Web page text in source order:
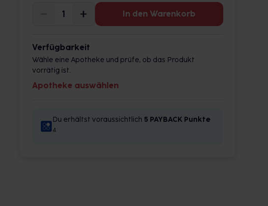
In den Warenkorb
Verfügbarkeit
Wähle eine Apotheke und prüfe, ob das Produkt
vorrätig ist.
Apotheke auswählen
Du erhältst voraussichtlich 5 PAYBACK Punkte
4